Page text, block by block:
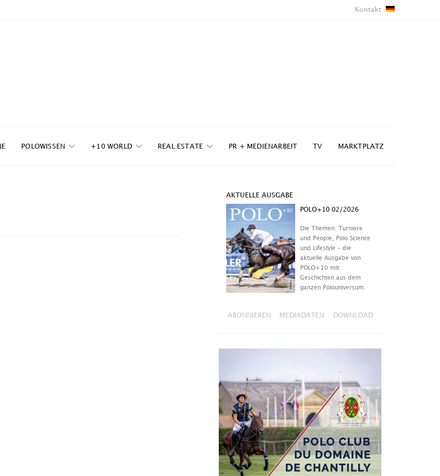
Kontakt
POLOWISSEN +10 WORLD REAL ESTATE PR + MEDIENARBEIT TV MARKTPLATZ
AKTUELLE AUSGABE
POLO+10 02/2026
Die Themen: Turniere
und People, Polo Science
und Lifestyle – die
aktuelle Ausgabe von
POLO+10 mit
Geschichten aus dem
ganzen Polouniversum.
ABONNIEREN MEDIADATEN DOWNLOAD